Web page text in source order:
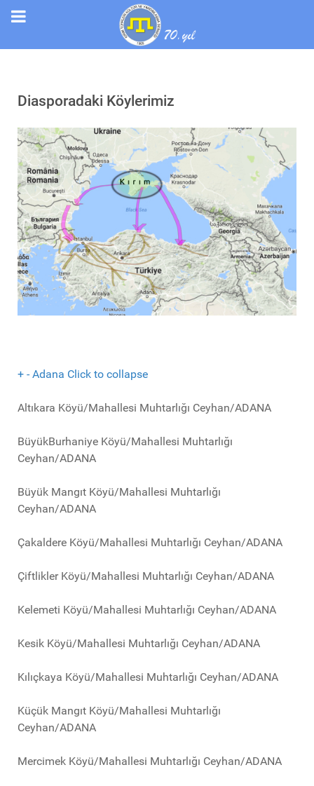
Diasporadaki Köylerimiz
+ - Adana Click to collapse
Altıkara Köyü/Mahallesi Muhtarlığı Ceyhan/ADANA
BüyükBurhaniye Köyü/Mahallesi Muhtarlığı
Ceyhan/ADANA
Büyük Mangıt Köyü/Mahallesi Muhtarlığı
Ceyhan/ADANA
Çakaldere Köyü/Mahallesi Muhtarlığı Ceyhan/ADANA
Çiftlikler Köyü/Mahallesi Muhtarlığı Ceyhan/ADANA
Kelemeti Köyü/Mahallesi Muhtarlığı Ceyhan/ADANA
Kesik Köyü/Mahallesi Muhtarlığı Ceyhan/ADANA
Kılıçkaya Köyü/Mahallesi Muhtarlığı Ceyhan/ADANA
Küçük Mangıt Köyü/Mahallesi Muhtarlığı
Ceyhan/ADANA
Mercimek Köyü/Mahallesi Muhtarlığı Ceyhan/ADANA